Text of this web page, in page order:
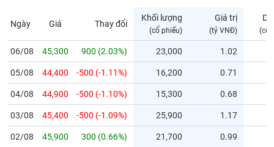
yết
Niêm
mới
Niêm
yết
bổ
Ngày Giá Thay đổi
Khối lượng
(cổ phiếu)
Giá trị
(tỷ VNĐ) (cổ
06/08 45,300 900 (2.03%) 23,000 1.02
05/08 44,400 -500 (-1.11%) 16,200 0.71
04/08 44,900 -500 (-1.10%) 15,300 0.68
03/08 45,400 -500 (-1.09%) 25,900 1.17
02/08 45,900 300 (0.66%) 21,700 0.99
CỔ
SINH
TRÁI